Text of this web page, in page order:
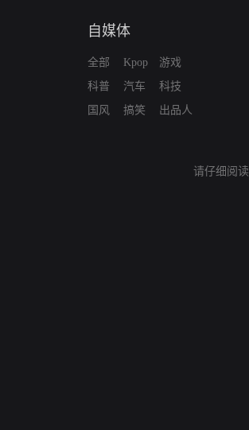
自媒体
全部
科普
国风
Kpop
汽车
搞笑
游戏
科技
出品人
请仔细阅读